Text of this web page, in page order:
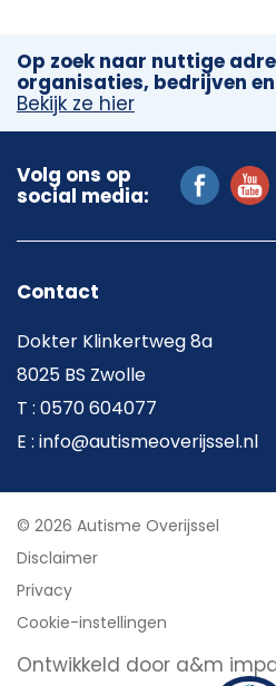
Op zoek naar nuttige
organisaties, bedrijven
Bekijk ze hier
Volg ons op
social media:
Contact
Dokter Klinkertweg 8a
8025 BS Zwolle
T : 0570 604077
E : info@autismeoverijssel.nl
© 2026 Autisme Overijssel
Disclaimer
Privacy
Cookie-instellingen
Ontwikkeld door a&m